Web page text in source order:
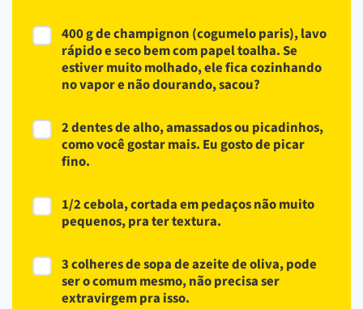
400 g de champignon (cogumelo paris), lavo
rápido e seco bem com papel toalha. Se
estiver muito molhado, ele fica cozinhando
no vapor e não dourando, sacou?
2 dentes de alho, amassados ou picadinhos,
como você gostar mais. Eu gosto de picar
fino.
1/2 cebola, cortada em pedaços não muito
pequenos, pra ter textura.
3 colheres de sopa de azeite de oliva, pode
ser o comum mesmo, não precisa ser
extravirgem pra isso.